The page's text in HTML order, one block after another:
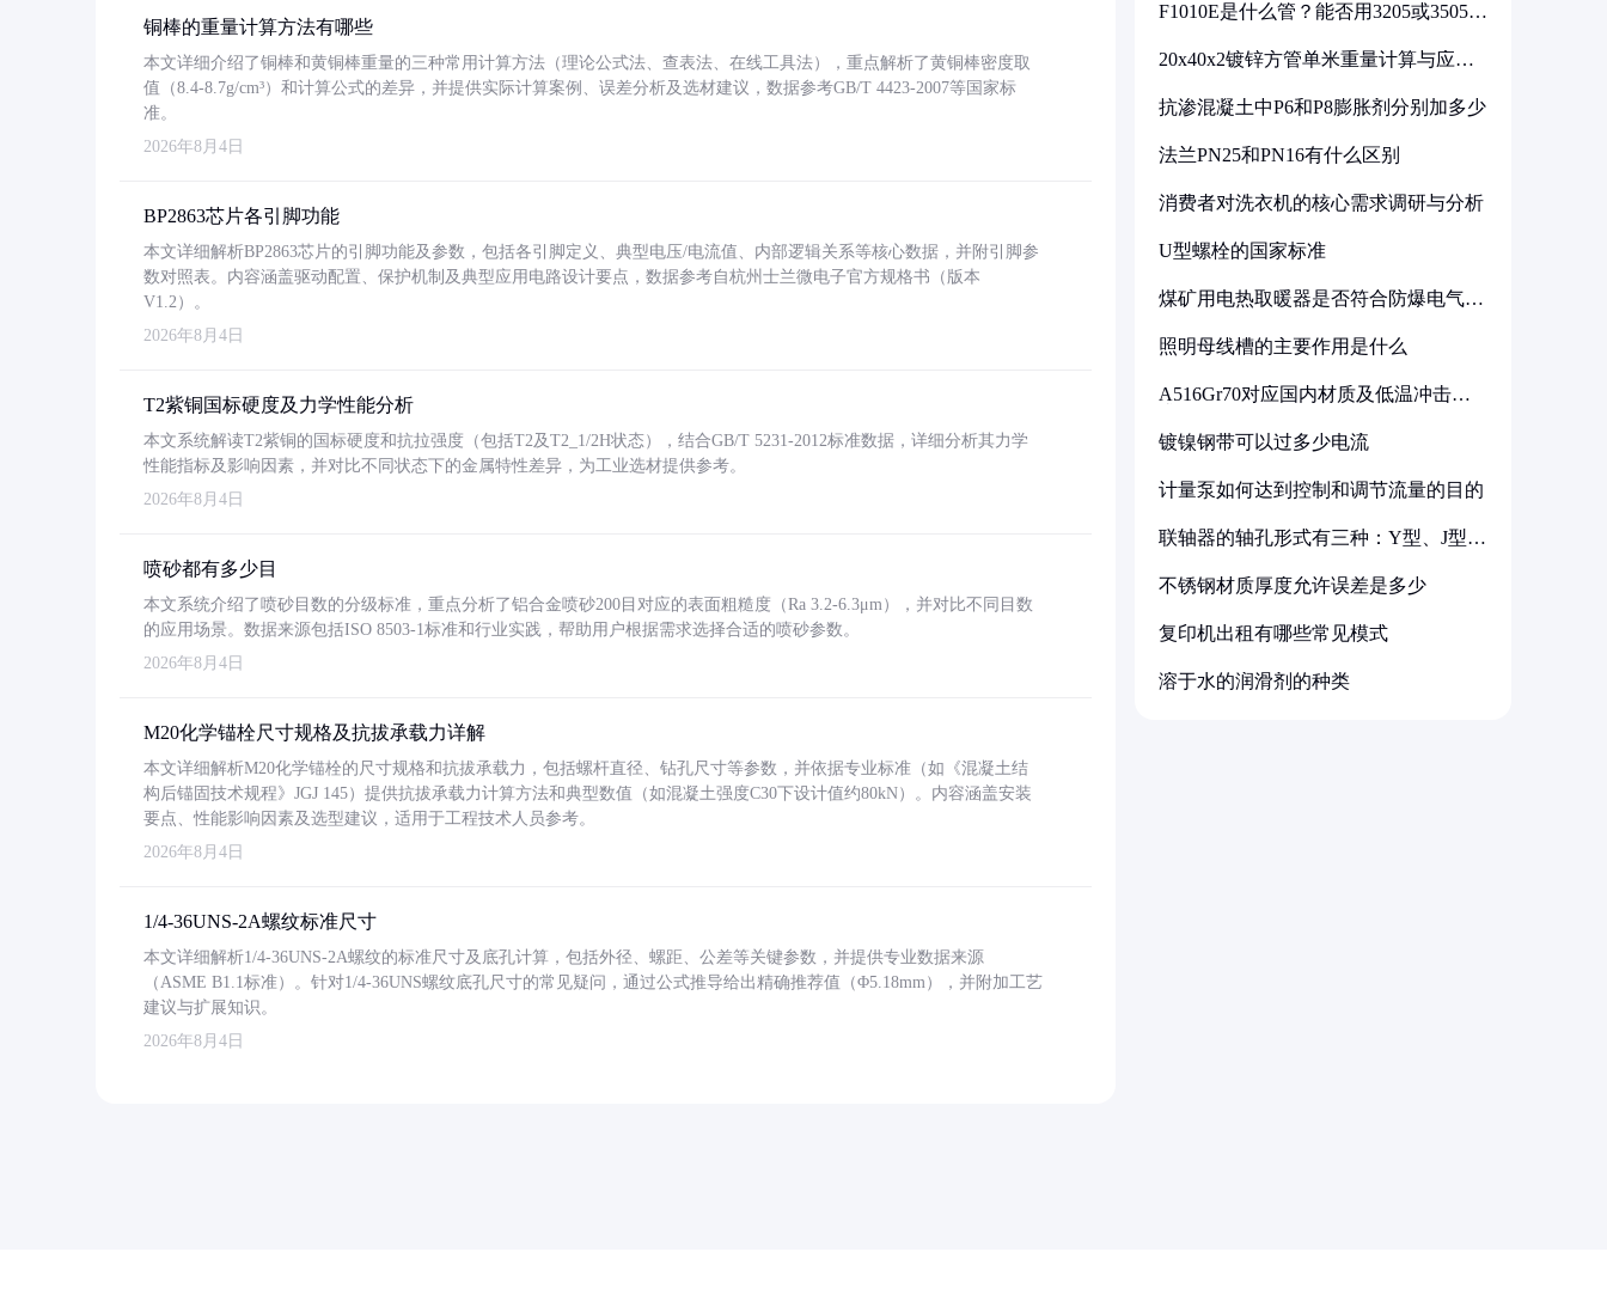
铜棒的重量计算方法有哪些
本文详细介绍了铜棒和黄铜棒重量的三种常用计算方法（理论公式法、查表法、在线工具法），重点解析了黄铜棒密度取
值（8.4-8.7g/cm³）和计算公式的差异，并提供实际计算案例、误差分析及选材建议，数据参考GB/T 4423-2007等国家标
准。
2026年8月4日
BP2863芯片各引脚功能
本文详细解析BP2863芯片的引脚功能及参数，包括各引脚定义、典型电压/电流值、内部逻辑关系等核心数据，并附引脚参
数对照表。内容涵盖驱动配置、保护机制及典型应用电路设计要点，数据参考自杭州士兰微电子官方规格书（版本
V1.2）。
2026年8月4日
T2紫铜国标硬度及力学性能分析
本文系统解读T2紫铜的国标硬度和抗拉强度（包括T2及T2_1/2H状态），结合GB/T 5231-2012标准数据，详细分析其力学
性能指标及影响因素，并对比不同状态下的金属特性差异，为工业选材提供参考。
2026年8月4日
喷砂都有多少目
本文系统介绍了喷砂目数的分级标准，重点分析了铝合金喷砂200目对应的表面粗糙度（Ra 3.2-6.3μm），并对比不同目数
的应用场景。数据来源包括ISO 8503-1标准和行业实践，帮助用户根据需求选择合适的喷砂参数。
2026年8月4日
M20化学锚栓尺寸规格及抗拔承载力详解
本文详细解析M20化学锚栓的尺寸规格和抗拔承载力，包括螺杆直径、钻孔尺寸等参数，并依据专业标准（如《混凝土结
构后锚固技术规程》JGJ 145）提供抗拔承载力计算方法和典型数值（如混凝土强度C30下设计值约80kN）。内容涵盖安装
要点、性能影响因素及选型建议，适用于工程技术人员参考。
2026年8月4日
1/4-36UNS-2A螺纹标准尺寸
本文详细解析1/4-36UNS-2A螺纹的标准尺寸及底孔计算，包括外径、螺距、公差等关键参数，并提供专业数据来源
（ASME B1.1标准）。针对1/4-36UNS螺纹底孔尺寸的常见疑问，通过公式推导给出精确推荐值（Φ5.18mm），并附加工艺
建议与扩展知识。
2026年8月4日
F1010E是什么管？能否用3205或3505代
20x40x2镀锌方管单米重量计算与应用
抗渗混凝土中P6和P8膨胀剂分别加多少
法兰PN25和PN16有什么区别
消费者对洗衣机的核心需求调研与分析
U型螺栓的国家标准
煤矿用电热取暖器是否符合防爆电气设
照明母线槽的主要作用是什么
A516Gr70对应国内材质及低温冲击要
镀镍钢带可以过多少电流
计量泵如何达到控制和调节流量的目的
联轴器的轴孔形式有三种：Y型、J型、
不锈钢材质厚度允许误差是多少
复印机出租有哪些常见模式
溶于水的润滑剂的种类